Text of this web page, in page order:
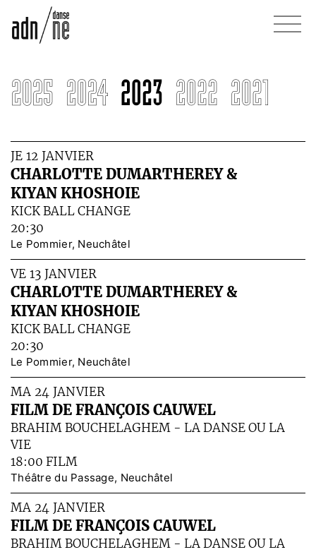
JE 12 JANVIER
CHARLOTTE DUMARTHEREY &
KIYAN KHOSHOIE
KICK BALL CHANGE
20:30
Le Pommier, Neuchâtel
VE 13 JANVIER
CHARLOTTE DUMARTHEREY &
KIYAN KHOSHOIE
KICK BALL CHANGE
20:30
Le Pommier, Neuchâtel
MA 24 JANVIER
FILM DE FRANÇOIS CAUWEL
BRAHIM BOUCHELAGHEM - LA DANSE OU LA
VIE
18:00 FILM
Théâtre du Passage, Neuchâtel
MA 24 JANVIER
FILM DE FRANÇOIS CAUWEL
BRAHIM BOUCHELAGHEM - LA DANSE OU LA